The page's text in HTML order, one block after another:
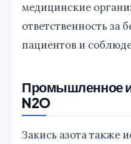
медицинские
ответственность за
пациентов и
Промышленное
N2O
Закись азота также